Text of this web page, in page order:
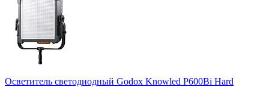
Осветитель светодиодный Godox Knowled P600Bi Hard